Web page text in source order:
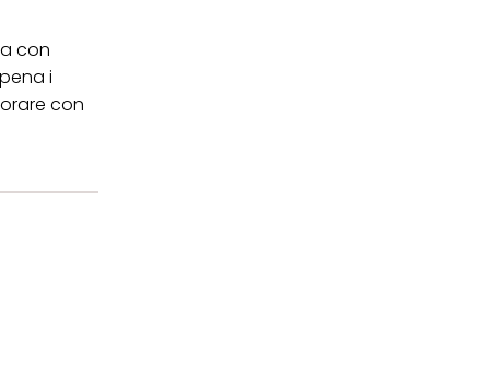
con
i
con